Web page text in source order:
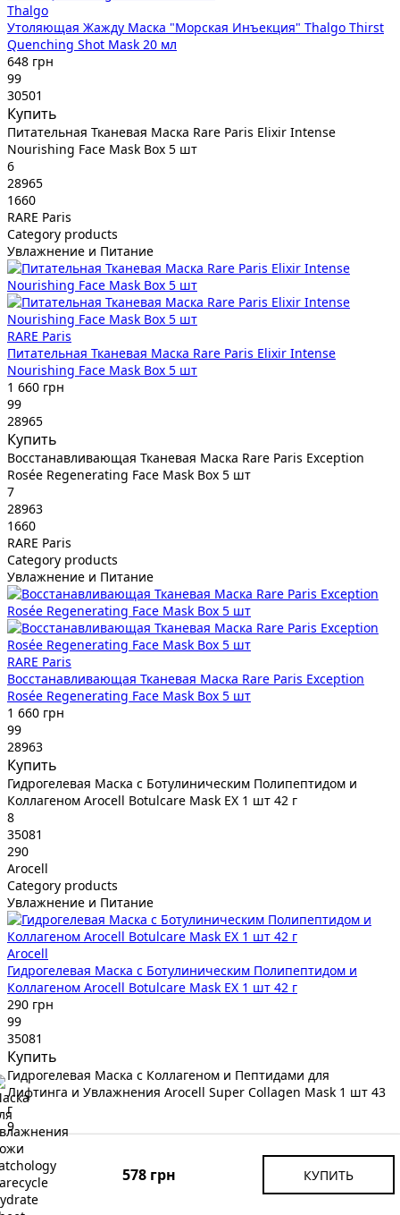
578 грн КУПИТЬ
Thalgo
Утоляющая Жажду Маска "Морская Инъекция" Thalgo Thirst
Quenching Shot Mask 20 мл
648 грн
99
30501
Купить
Питательная Тканевая Маска Rare Paris Elixir Intense
Nourishing Face Mask Box 5 шт
6
28965
1660
RARE Paris
Category products
Увлажнение и Питание
RARE Paris
Питательная Тканевая Маска Rare Paris Elixir Intense
Nourishing Face Mask Box 5 шт
1 660 грн
99
28965
Купить
Восстанавливающая Тканевая Маска Rare Paris Exception
Rosée Regenerating Face Mask Box 5 шт
7
28963
1660
RARE Paris
Category products
Увлажнение и Питание
RARE Paris
Восстанавливающая Тканевая Маска Rare Paris Exception
Rosée Regenerating Face Mask Box 5 шт
1 660 грн
99
28963
Купить
Гидрогелевая Маска с Ботулиническим Полипептидом и
Коллагеном Arocell Botulcare Mask EX 1 шт 42 г
8
35081
290
Arocell
Category products
Увлажнение и Питание
Arocell
Гидрогелевая Маска с Ботулиническим Полипептидом и
Коллагеном Arocell Botulcare Mask EX 1 шт 42 г
290 грн
99
35081
Купить
Гидрогелевая Маска с Коллагеном и Пептидами для
Лифтинга и Увлажнения Arocell Super Collagen Mask 1 шт 43
г
9
35083
340
Arocell
Category products
Увлажнение и Питание